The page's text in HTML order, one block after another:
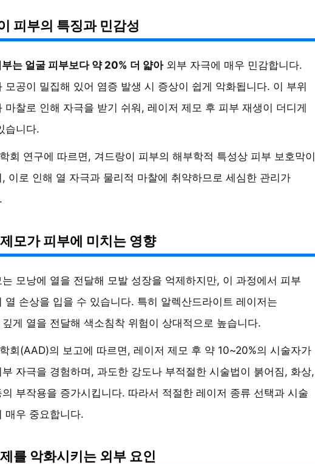
피부의 특징과 민감성
는 얼굴 피부보다 약 20% 더 얇아외부 자극에 매우 민감합니다.
모공이 밀집해 있어 염증 발생 시 증상이 쉽게 악화됩니다. 이 부위
마찰로 인해 자극을 받기 쉬워, 레이저 제모 후 피부 재생이 더디게
습니다.
회 연구에 따르면, 겨드랑이 피부의 해부학적 특성상 피부 보호막이
이로 인해 열 자극과 물리적 마찰에 취약하므로 세심한 관리가
모가 피부에 미치는 영향
모낭에 열을 전달해 모발 성장을 억제하지만, 이 과정에서 피부
열 손상을 입을 수 있습니다. 특히 알렉산드라이트 레이저는
게 열을 전달해 색소침착 위험이 상대적으로 높습니다.
회(AAD)의 보고에 따르면, 레이저 제모 후 약 10~20%의 시술자가
자극을 경험하며, 과도한 강도나 부적절한 시술법이 붉어짐, 화상,
부작용을 증가시킵니다. 따라서 적절한 레이저 종류 선택과 시술
매우 중요합니다.
를 악화시키는 외부 요인